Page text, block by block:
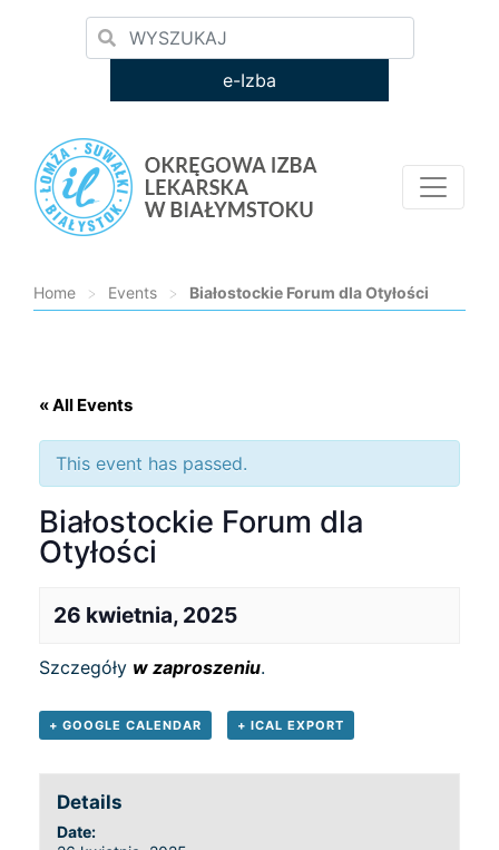
e-Izba
Home > Events > Białostockie Forum dla Otyłości
« All Events
This event has passed.
Białostockie Forum dla
Otyłości
26 kwietnia, 2025
Szczegóły w zaproszeniu.
+ GOOGLE CALENDAR + ICAL EXPORT
Details
Date: